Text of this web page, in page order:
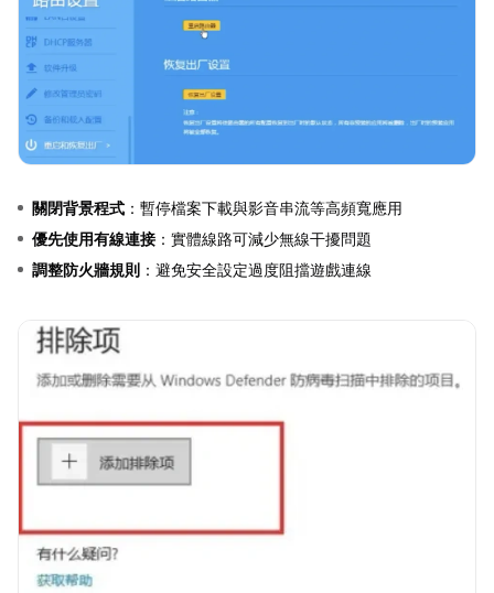
關閉背景程式 ：暫停檔案下載與影音串流等高頻寬應用
優先使用有線連接 ：實體線路可減少無線干擾問題
調整防火牆規則 ：避免安全設定過度阻擋遊戲連線